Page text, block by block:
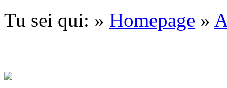
Tu sei qui: » Homepage »